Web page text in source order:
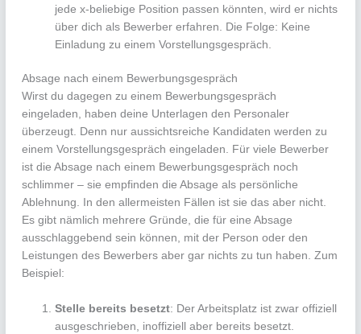
jede x-beliebige Position passen könnten, wird er nichts
über dich als Bewerber erfahren. Die Folge: Keine
Einladung zu einem Vorstellungsgespräch.
Absage nach einem Bewerbungsgespräch
Wirst du dagegen zu einem Bewerbungsgespräch
eingeladen, haben deine Unterlagen den Personaler
überzeugt. Denn nur aussichtsreiche Kandidaten werden zu
einem Vorstellungsgespräch eingeladen. Für viele Bewerber
ist die Absage nach einem Bewerbungsgespräch noch
schlimmer – sie empfinden die Absage als persönliche
Ablehnung. In den allermeisten Fällen ist sie das aber nicht.
Es gibt nämlich mehrere Gründe, die für eine Absage
ausschlaggebend sein können, mit der Person oder den
Leistungen des Bewerbers aber gar nichts zu tun haben. Zum
Beispiel:
Stelle bereits besetzt: Der Arbeitsplatz ist zwar offiziell
ausgeschrieben, inoffiziell aber bereits besetzt.